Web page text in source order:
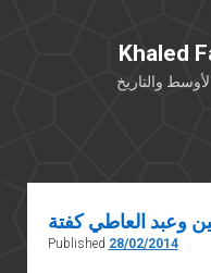
والتاريخ
وعبد العاطي كفتة
Published 28/02/2014